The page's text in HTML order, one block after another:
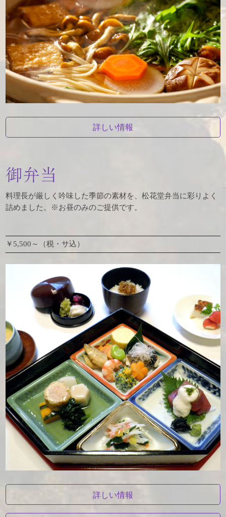
詳しい情報
御弁当
料理長が厳しく吟味した季節の素材を、松花堂弁当に彩りよく
詰めました。※お昼のみのご提供です。
￥5,500～（税・サ込）
詳しい情報